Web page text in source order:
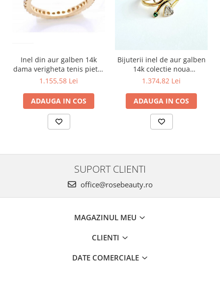
Inel din aur galben 14k
dama verigheta tenis pietre
albe R15
1.155,58 Lei
ADAUGA IN COS
Bijuterii inel de aur galben
14k colectie noua
INIMIOARE R13
1.374,82 Lei
ADAUGA IN COS
SUPORT CLIENTI
office@rosebeauty.ro
MAGAZINUL MEU
CLIENTI
DATE COMERCIALE